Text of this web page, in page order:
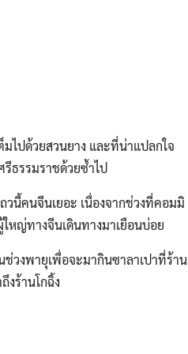
ไปด้วยสวนยาง และที่น่าแปลกใจ
รีธรรมราชด้วยซ้ำไป
นี้คนจีนเยอะ เนื่องจากช่วงที่คอมมิ
หญ่ทางจีนเดินทางมาเยือนบ่อย
ช่วงพายุเพื่อจะมากินซาลาเปาที่ร้าน
งร้านโกฉิ้ง